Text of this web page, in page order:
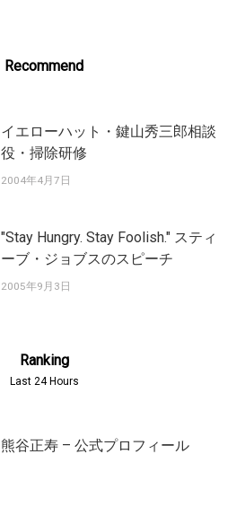
Recommend
イエローハット・鍵山秀三郎相談
役・掃除研修
2004年4月7日
"Stay Hungry. Stay Foolish." スティ
ーブ・ジョブスのスピーチ
2005年9月3日
Ranking
Last 24 Hours
熊谷正寿 – 公式プロフィール